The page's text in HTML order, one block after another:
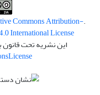
.This work is licensed under a
Commons Attribution-
International License
این نشریه تحت قانون
License